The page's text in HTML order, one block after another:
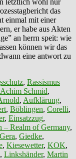
das
einmal mit einer
er habe aus Akten
an herrn speit: wie
können wir das
eine antwort zu
, Rassismus
Achim Schmid,
, Aufklärung,
, Böblingen, Corelli,
, Einsatzzug,
Realm of Germany,
Gera, Giedke,
, Kiesewetter, KOK,
, Linkshänder, Martin